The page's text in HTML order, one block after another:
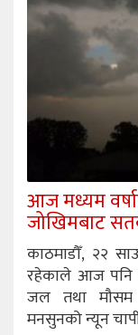
आज मध्यम
जोखिमबाट
काठमाडौँ, २२
रहेकाले आज पनि
जल तथा मौसम
मनसुनको न्यून